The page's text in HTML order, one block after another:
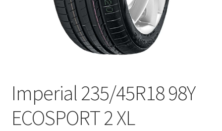
Imperial 235/45R18 98Y
ECOSPORT 2 XL